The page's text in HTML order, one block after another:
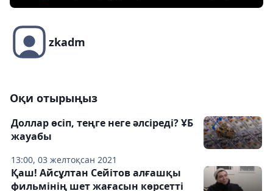
zkadm
Оқи отырыңыз
13:00, 03 желтоқсан 2021
Доллар өсіп, теңге неге әлсіреді? ҰБ
жауабы
Қаш! Айсұлтан Сейітов алғашқы
фильмінің шет жағасын көрсетті